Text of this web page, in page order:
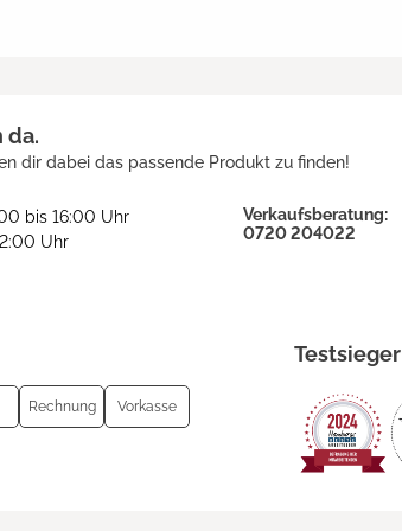
da.
dir dabei das passende Produkt zu finden!
bis 16:00 Uhr
Uhr
Verkaufsberatung:
0720 204022
Rechnung Vorkasse
Testsieger